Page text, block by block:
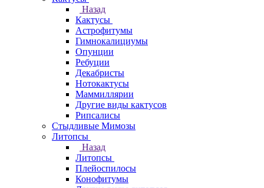
Назад
Кактусы
Астрофитумы
Гимнокалициумы
Опунции
Ребуции
Декабристы
Нотокактусы
Маммиллярии
Другие виды кактусов
Рипсалисы
Стыдливые Мимозы
Литопсы
Назад
Литопсы
Плейоспилосы
Конофитумы